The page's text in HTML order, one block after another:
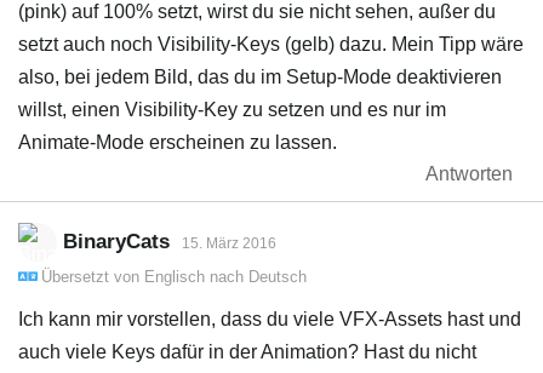
(pink) auf 100% setzt, wirst du sie nicht sehen, außer du
setzt auch noch Visibility-Keys (gelb) dazu. Mein Tipp wäre
also, bei jedem Bild, das du im Setup-Mode deaktivieren
willst, einen Visibility-Key zu setzen und es nur im
Animate-Mode erscheinen zu lassen.
Antworten
BinaryCats 15. März 2016
Übersetzt von Englisch nach Deutsch
Ich kann mir vorstellen, dass du viele VFX-Assets hast und
auch viele Keys dafür in der Animation? Hast du nicht